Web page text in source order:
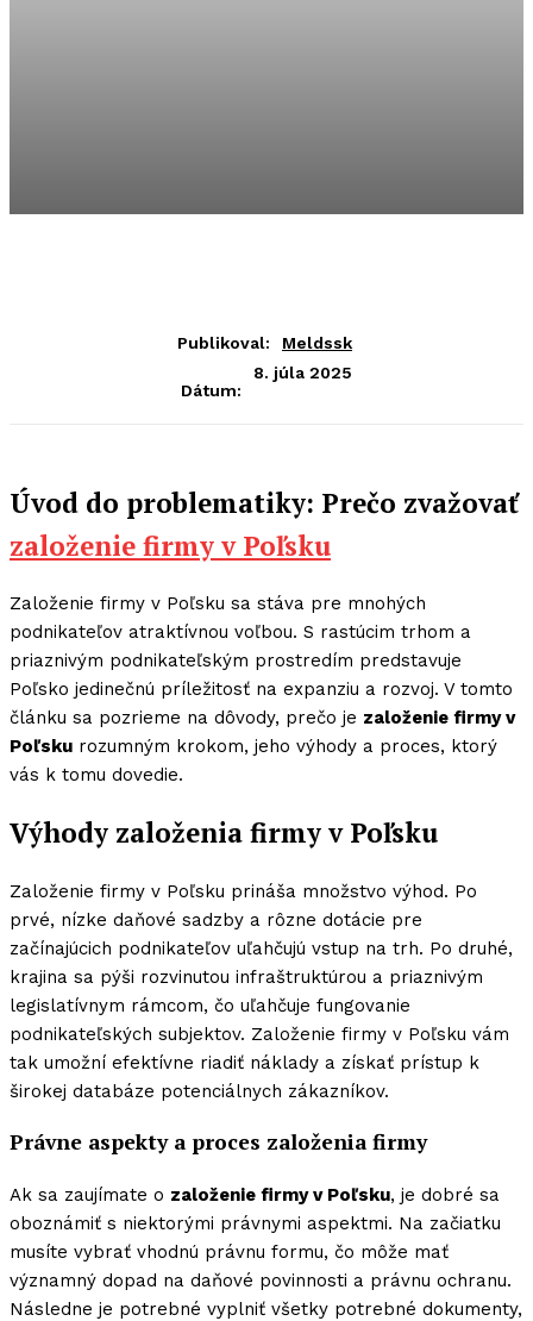
Publikoval: Meldssk
Dátum:
8. júla 2025
Úvod do problematiky: Prečo zvažovať
založenie firmy v Poľsku
Založenie firmy v Poľsku sa stáva pre mnohých
podnikateľov atraktívnou voľbou. S rastúcim trhom a
priaznivým podnikateľským prostredím predstavuje
Poľsko jedinečnú príležitosť na expanziu a rozvoj. V tomto
článku sa pozrieme na dôvody, prečo je založenie firmy v
Poľsku rozumným krokom, jeho výhody a proces, ktorý
vás k tomu dovedie.
Výhody založenia firmy v Poľsku
Založenie firmy v Poľsku prináša množstvo výhod. Po
prvé, nízke daňové sadzby a rôzne dotácie pre
začínajúcich podnikateľov uľahčujú vstup na trh. Po druhé,
krajina sa pýši rozvinutou infraštruktúrou a priaznivým
legislatívnym rámcom, čo uľahčuje fungovanie
podnikateľských subjektov. Založenie firmy v Poľsku vám
tak umožní efektívne riadiť náklady a získať prístup k
širokej databáze potenciálnych zákazníkov.
Právne aspekty a proces založenia firmy
Ak sa zaujímate o založenie firmy v Poľsku, je dobré sa
oboznámiť s niektorými právnymi aspektmi. Na začiatku
musíte vybrať vhodnú právnu formu, čo môže mať
významný dopad na daňové povinnosti a právnu ochranu.
Následne je potrebné vyplniť všetky potrebné dokumenty,